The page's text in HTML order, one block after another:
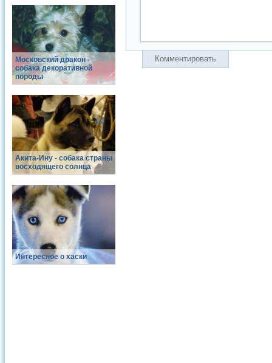
Московский дракон -
собака декоративной
породы
Акита-Ину - собака страны
восходящего солнца
Интересное о хаски
Комментировать